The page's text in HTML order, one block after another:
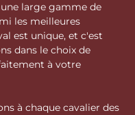
large gamme de
les meilleures
est unique, et c'est
dans le choix de
à votre
à chaque cavalier des